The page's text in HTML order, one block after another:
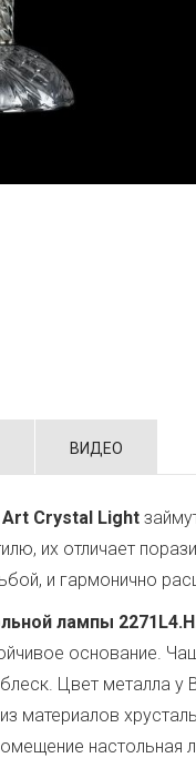
ВИДЕО
Crystal Light
их отличает
и гармонично
лампы
основание.
Цвет металла
материалов
настольная